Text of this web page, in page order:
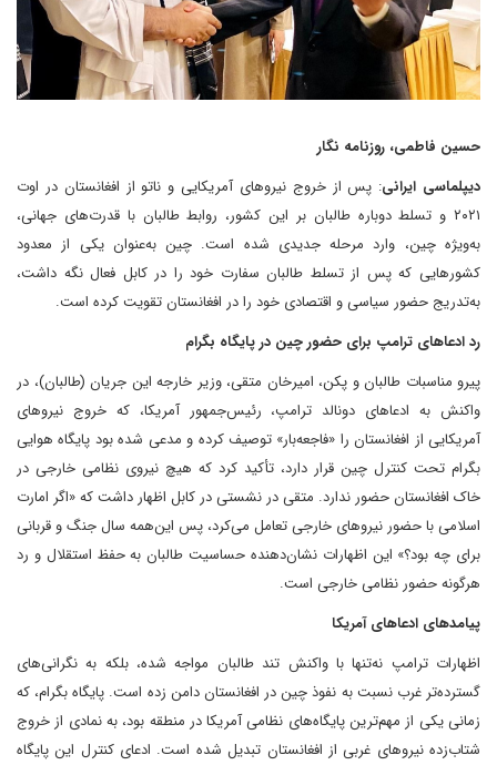
حسین فاطمی، روزنامه نگار
دیپلماسی ایرانی: پس از خروج نیروهای آمریکایی و ناتو از افغانستان در اوت
۲۰۲۱ و تسلط دوباره طالبان بر این کشور، روابط طالبان با قدرت‌های جهانی،
به‌ویژه چین، وارد مرحله جدیدی شده است. چین به‌عنوان یکی از معدود
کشورهایی که پس از تسلط طالبان سفارت خود را در کابل فعال نگه داشت،
به‌تدریج حضور سیاسی و اقتصادی خود را در افغانستان تقویت کرده است.
رد ادعاهای ترامپ برای حضور چین در پایگاه بگرام
پیرو مناسبات طالبان و پکن، امیرخان متقی، وزیر خارجه این جریان (طالبان)، در
واکنش به ادعاهای دونالد ترامپ، رئیس‌جمهور آمریکا، که خروج نیروهای
آمریکایی از افغانستان را «فاجعه‌بار» توصیف کرده و مدعی شده بود پایگاه هوایی
بگرام تحت کنترل چین قرار دارد، تأکید کرد که هیچ نیروی نظامی خارجی در
خاک افغانستان حضور ندارد. متقی در نشستی در کابل اظهار داشت که «اگر امارت
اسلامی با حضور نیروهای خارجی تعامل می‌کرد، پس این‌همه سال جنگ و قربانی
برای چه بود؟» این اظهارات نشان‌دهنده حساسیت طالبان به حفظ استقلال و رد
هرگونه حضور نظامی خارجی است.
پیامدهای ادعاهای آمریکا
اظهارات ترامپ نه‌تنها با واکنش تند طالبان مواجه شده، بلکه به نگرانی‌های
گسترده‌تر غرب نسبت به نفوذ چین در افغانستان دامن زده است. پایگاه بگرام، که
زمانی یکی از مهم‌ترین پایگاه‌های نظامی آمریکا در منطقه بود، به نمادی از خروج
شتاب‌زده نیروهای غربی از افغانستان تبدیل شده است. ادعای کنترل این پایگاه